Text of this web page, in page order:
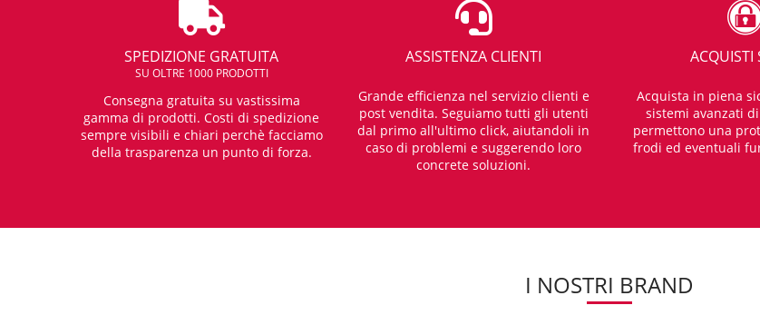
SPEDIZIONE GRATUITA
SU OLTRE 1000 PRODOTTI
Consegna gratuita su vastissima
gamma di prodotti. Costi di spedizione
sempre visibili e chiari perchè facciamo
della trasparenza un punto di forza.
ASSISTENZA CLIENTI
Grande efficienza nel servizio clienti e
post vendita. Seguiamo tutti gli utenti
dal primo all'ultimo click, aiutandoli in
caso di problemi e suggerendo loro
concrete soluzioni.
ACQUISTI
Acquista in piena
sistemi avanzati
permettono una
frodi ed eventuali
I NOSTRI BRAND